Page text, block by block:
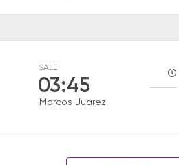
SALE
03:45
Marcos Juarez